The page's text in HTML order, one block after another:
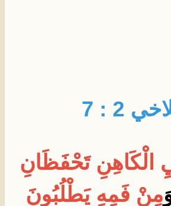
2 : 7
الْكَاهِنِ تَحْفَظَانِ
مِنْ فَمِهِ يَطْلُبُونَ